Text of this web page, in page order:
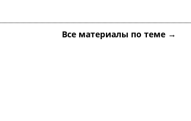
Все материалы по теме →